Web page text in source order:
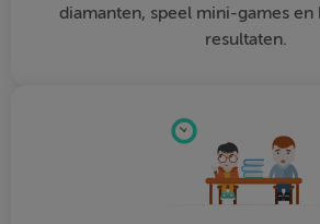
diamanten, speel mini-games
resultaten.